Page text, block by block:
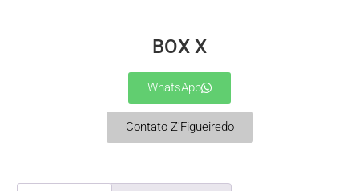
BOX X
WhatsApp
Contato Z'Figueiredo